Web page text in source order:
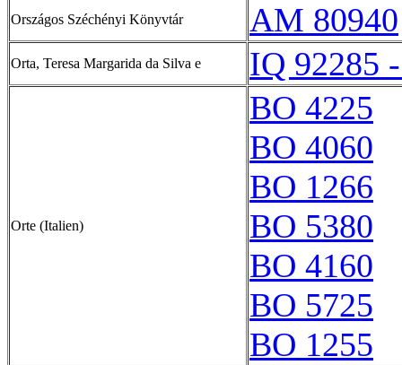
Országos Széchényi Könyvtár AM 80940
Orta, Teresa Margarida da Silva e IQ 92285
Orte (Italien)
BO 4225
BO 4060
BO 1266
BO 5380
BO 4160
BO 5725
BO 1255